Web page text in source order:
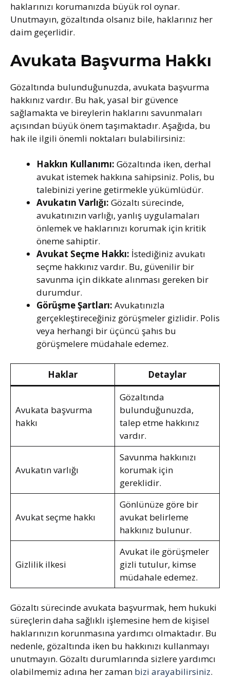
haklarınızı korumanızda büyük rol oynar.
Unutmayın, gözaltında olsanız bile, haklarınız her
daim geçerlidir.
Avukata Başvurma Hakkı
Gözaltında bulunduğunuzda, avukata başvurma
hakkınız vardır. Bu hak, yasal bir güvence
sağlamakta ve bireylerin haklarını savunmaları
açısından büyük önem taşımaktadır. Aşağıda, bu
hak ile ilgili önemli noktaları bulabilirsiniz:
Hakkın Kullanımı: Gözaltında iken, derhal
avukat istemek hakkına sahipsiniz. Polis, bu
talebinizi yerine getirmekle yükümlüdür.
Avukatın Varlığı: Gözaltı sürecinde,
avukatınızın varlığı, yanlış uygulamaları
önlemek ve haklarınızı korumak için kritik
öneme sahiptir.
Avukat Seçme Hakkı: İstediğiniz avukatı
seçme hakkınız vardır. Bu, güvenilir bir
savunma için dikkate alınması gereken bir
durumdur.
Görüşme Şartları: Avukatınızla
gerçekleştireceğiniz görüşmeler gizlidir. Polis
veya herhangi bir üçüncü şahıs bu
görüşmelere müdahale edemez.
Haklar Detaylar
Avukata başvurma
hakkı
Gözaltında
bulunduğunuzda,
talep etme hakkınız
vardır.
Avukatın varlığı
Savunma hakkınızı
korumak için
gereklidir.
Avukat seçme hakkı
Gönlünüze göre bir
avukat belirleme
hakkınız bulunur.
Gizlilik ilkesi
Avukat ile görüşmeler
gizli tutulur, kimse
müdahale edemez.
Gözaltı sürecinde avukata başvurmak, hem hukuki
süreçlerin daha sağlıklı işlemesine hem de kişisel
haklarınızın korunmasına yardımcı olmaktadır. Bu
nedenle, gözaltında iken bu hakkınızı kullanmayı
unutmayın. Gözaltı durumlarında sizlere yardımcı
olabilmemiz adına her zaman bizi arayabilirsiniz.